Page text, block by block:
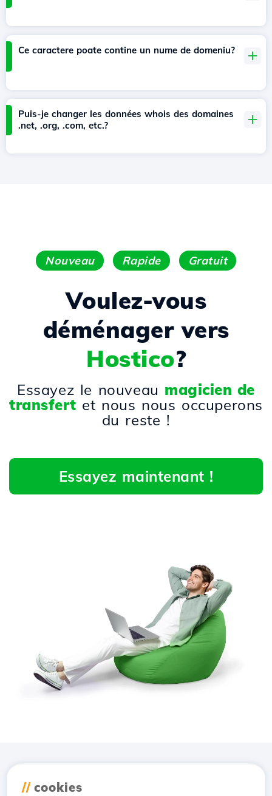
Ce caractere poate contine un nume de domeniu?
Puis-je changer les données whois des domaines
.net, .org, .com, etc.?
Nouveau Rapide Gratuit
Voulez-vous
déménager vers
Hostico?
Essayez le nouveau magicien de
transfert et nous nous occuperons
du reste !
Essayez maintenant !
// cookies